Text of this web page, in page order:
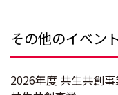
その他のイベント
2026年度 共生共創